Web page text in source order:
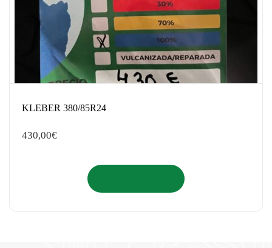
KLEBER 380/85R24
430,00€